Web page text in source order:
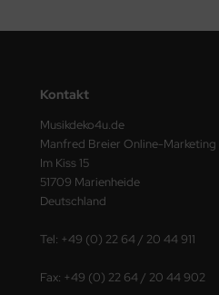
Kontakt
Musikdeko4u.de
Manfred Breier Online-Marketing
Im Kiss 15
51709 Marienheide
Deutschland
Tel: +49 (0) 22 64 / 20 44 911
Fax: +49 (0) 22 64 / 20 44 902